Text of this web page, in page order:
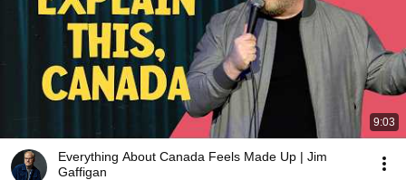
9:03
Everything About Canada Feels Made Up | Jim
Gaffigan